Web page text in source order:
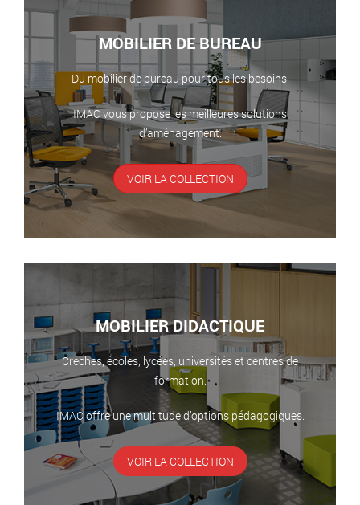
MOBILIER DE BUREAU
Du mobilier de bureau pour tous les besoins.
IMAC vous propose les meilleures solutions
d’aménagement.
VOIR LA COLLECTION
MOBILIER DIDACTIQUE
Crèches, écoles, lycées, universités et centres de
formation.
IMAC offre une multitude d’options pédagogiques.
VOIR LA COLLECTION